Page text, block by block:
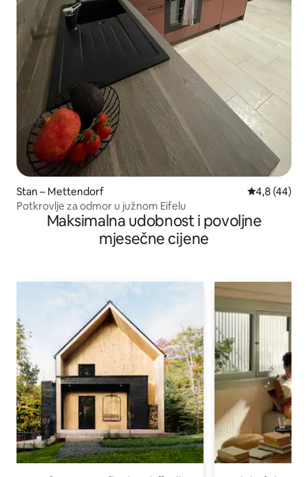
Stan – Mettendorf Prosječna
4,8 (44)
Potkrovlje za odmor u južnom Eifelu
Maksimalna udobnost i povoljne
mjesečne cijene